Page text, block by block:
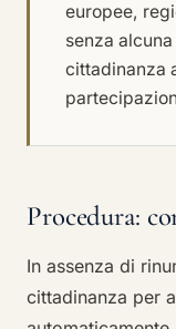
europee,
senza
cittadinanza
Procedura:
In assenza di
cittadinanza per